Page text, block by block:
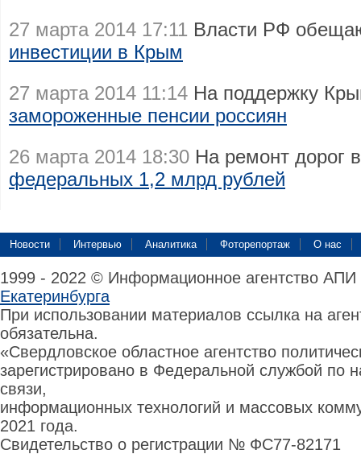
27 марта 2014 17:11 Власти РФ
инвестиции в Крым
27 марта 2014 11:14 На поддержку
замороженные пенсии россиян
26 марта 2014 18:30 На ремонт дорог
федеральных 1,2 млрд рублей
Новости Интервью Аналитика Фоторепортаж О нас
1999 - 2022 © Информационное агентство
Екатеринбурга
При использовании материалов ссылка на
обязательна.
«Свердловское областное агентство
зарегистрировано в Федеральной службой по
связи,
информационных технологий и массовых
2021 года.
Свидетельство о регистрации № ФС77-82171